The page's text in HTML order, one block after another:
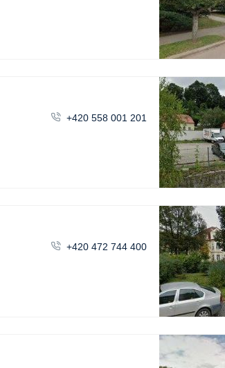
+420 558 001 201
+420 472 744 400